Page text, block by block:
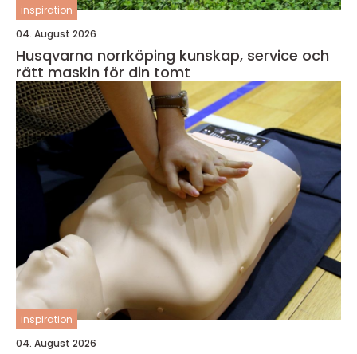
inspiration
04. August 2026
Husqvarna norrköping kunskap, service och
rätt maskin för din tomt
inspiration
04. August 2026